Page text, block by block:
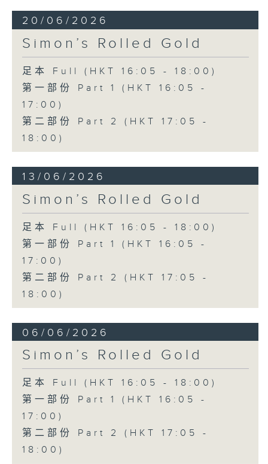
20/06/2026
Simon’s Rolled Gold
足本 Full (HKT 16:05 - 18:00)
第一部份 Part 1 (HKT 16:05 -
17:00)
第二部份 Part 2 (HKT 17:05 -
18:00)
13/06/2026
Simon’s Rolled Gold
足本 Full (HKT 16:05 - 18:00)
第一部份 Part 1 (HKT 16:05 -
17:00)
第二部份 Part 2 (HKT 17:05 -
18:00)
06/06/2026
Simon’s Rolled Gold
足本 Full (HKT 16:05 - 18:00)
第一部份 Part 1 (HKT 16:05 -
17:00)
第二部份 Part 2 (HKT 17:05 -
18:00)